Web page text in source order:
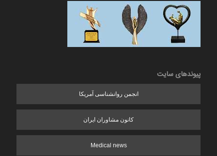
پیوندهای سایت
انجمن روانشناسی آمریکا
کانون مشاوران ایران
Medical news